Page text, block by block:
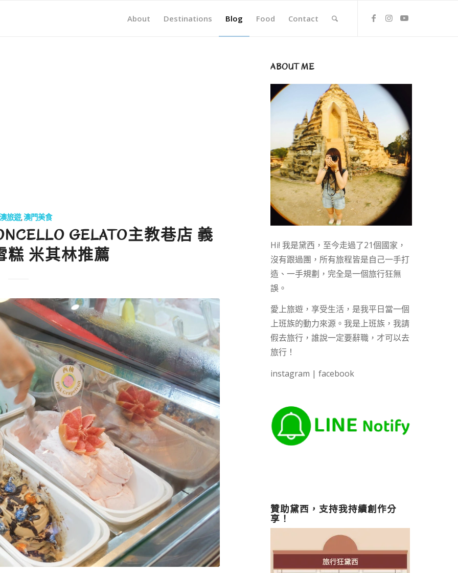
About Destinations Blog Food Contact
旅遊,澳門美食
GELATO主教巷店 義
糕 米其林推薦
ABOUT ME
Hi! 我是黛西，至今走過了21個國家，
沒有跟過團，所有旅程皆是自己一手打
造、一手規劃，完全是一個旅行狂無
誤。
愛上旅遊，享受生活，是我平日當一個
上班族的動力來源。我是上班族，我請
假去旅行，誰說一定要辭職，才可以去
旅行！
instagram | facebook
贊助黛西，支持我持續創作分
享！